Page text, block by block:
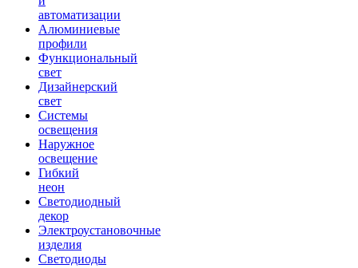
автоматизации
Алюминиевые
профили
Функциональный
свет
Дизайнерский
свет
Системы
освещения
Наружное
освещение
Гибкий
неон
Светодиодный
декор
Электроустановочные
изделия
Светодиоды